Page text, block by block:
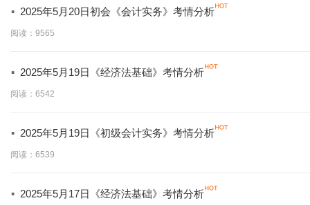
· 2025年5月20日初会《会计实务》考情分析
阅读：9565
· 2025年5月19日《经济法基础》考情分析
阅读：6542
· 2025年5月19日《初级会计实务》考情分析
阅读：6539
· 2025年5月17日《经济法基础》考情分析